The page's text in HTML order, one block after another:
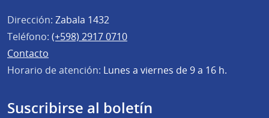
Dirección: Zabala 1432
Teléfono: (+598) 2917 0710
Contacto
Horario de atención: Lunes a viernes de 9 a 16 h.
Suscribirse al boletín